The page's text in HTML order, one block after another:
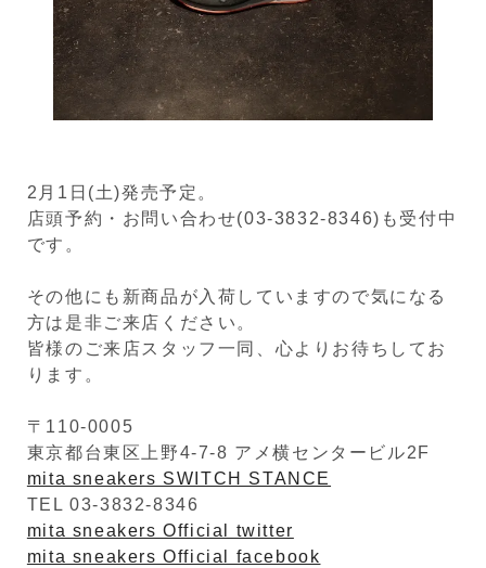
2月1日(土)発売予定。
店頭予約・お問い合わせ(03-3832-8346)も受付中
です。
その他にも新商品が入荷していますので気になる
方は是非ご来店ください。
皆様のご来店スタッフ一同、心よりお待ちしてお
ります。
〒110-0005
東京都台東区上野4-7-8 アメ横センタービル2F
mita sneakers SWITCH STANCE
TEL 03-3832-8346
mita sneakers Official twitter
mita sneakers Official facebook